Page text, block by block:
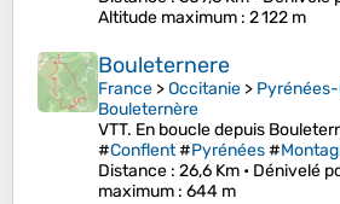
Altitude maximum : 2 122 m
Bouleternere
France >Occitanie >
Bouleternère
VTT. En boucle depuis
#Conflent#Pyrénées#
Distance : 26,6 Km • Dénivelé
maximum : 644 m